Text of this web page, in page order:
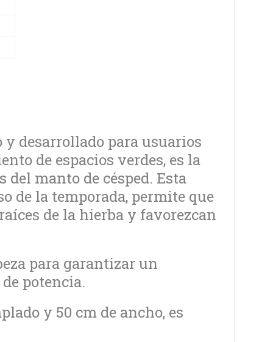
y desarrollado para usuarios
de espacios verdes, es la
manto de césped. Esta
de la temporada, permite que
de la hierba y favorezcan
para garantizar un
potencia.
y 50 cm de ancho, es